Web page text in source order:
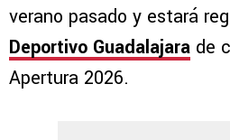
verano pasado y estará
Deportivo Guadalajara de
Apertura 2026.